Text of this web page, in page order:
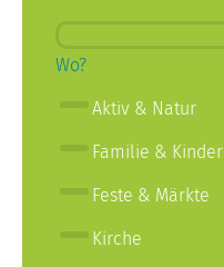
Wo?
Aktiv & Natur
Familie & Kinder
Feste & Märkte
Kirche